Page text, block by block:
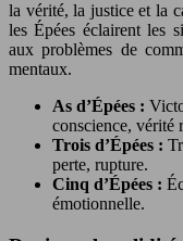
la vérité, la justice et la
les Épées éclairent les
aux problèmes de
mentaux.
As d’Épées :
conscience, vérité
Trois d’Épées :
perte, rupture.
Cinq d’Épées :
émotionnelle.